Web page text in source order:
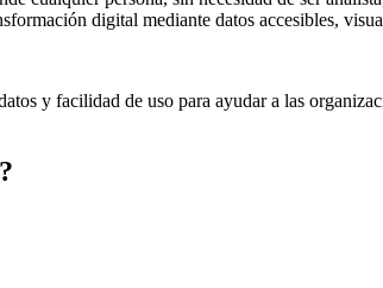
digital mediante datos accesibles,
y facilidad de uso para ayudar a las
?